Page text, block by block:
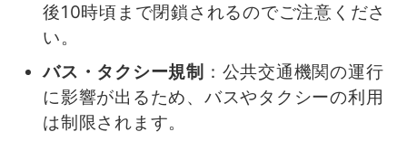
後10時頃まで閉鎖されるのでご注意くださ
い。
バス・タクシー規制 ：公共交通機関の運行
に影響が出るため、バスやタクシーの利用
は制限されます。